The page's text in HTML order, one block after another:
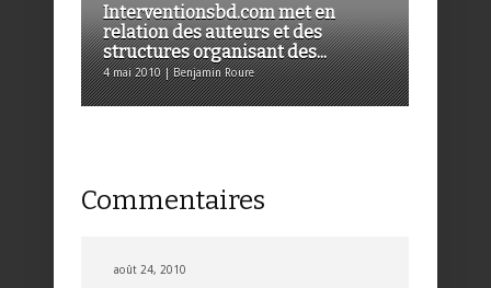
Interventionsbd.com met en
relation des auteurs et des
structures organisant des...
4 mai 2010 | Benjamin Roure
Commentaires
août 24, 2010